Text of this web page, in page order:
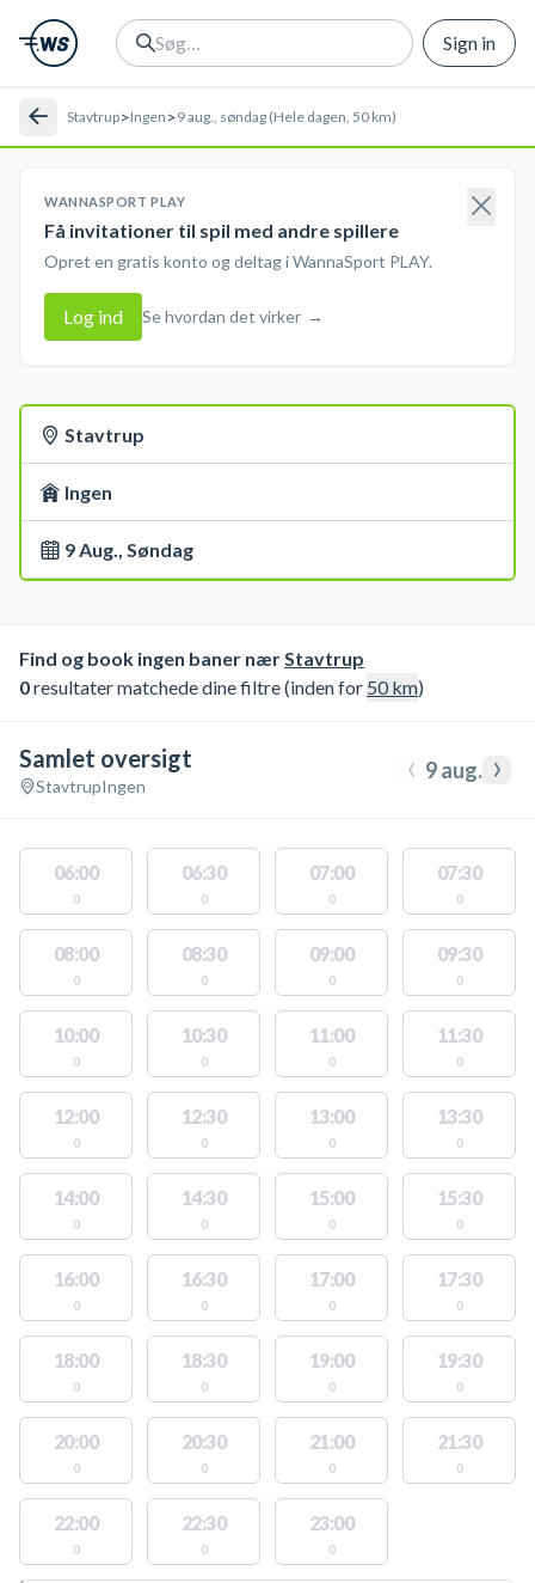
Sign in
Stavtrup>Ingen >9 aug., søndag (Hele dagen, 50 km)
WANNASPORT PLAY
Få invitationer til spil med andre spillere
Opret en gratis konto og deltag i WannaSport PLAY.
Log ind Se hvordan det virker →
Stavtrup
Ingen
9 Aug., Søndag
Find og book ingen baner nærStavtrup
0resultater matchede dine filtre (inden for 50km)
Samlet oversigt
StavtrupIngen ‹ 9 aug. ›
06:00
0
06:30
0
07:00
0
07:30
0
08:00
0
08:30
0
09:00
0
09:30
0
10:00
0
10:30
0
11:00
0
11:30
0
12:00
0
12:30
0
13:00
0
13:30
0
14:00
0
14:30
0
15:00
0
15:30
0
16:00
0
16:30
0
17:00
0
17:30
0
18:00
0
18:30
0
19:00
0
19:30
0
20:00
0
20:30
0
21:00
0
21:30
0
22:00
0
22:30
0
23:00
0